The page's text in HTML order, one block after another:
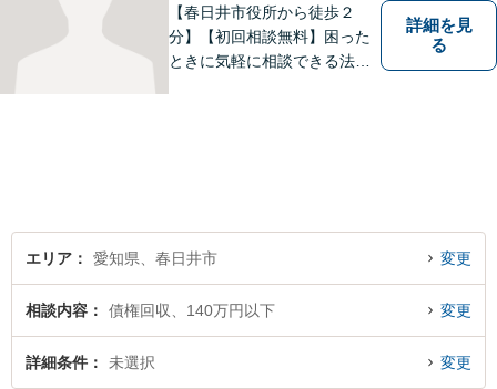
い。
【春日井市役所から徒歩２
分】【初回相談無料】困った
ときに気軽に相談できる法律
詳細を見
る
エリア 愛知県、春日井市 変更
相談内容 債権回収、140万円以下 変更
詳細条件 未選択 変更